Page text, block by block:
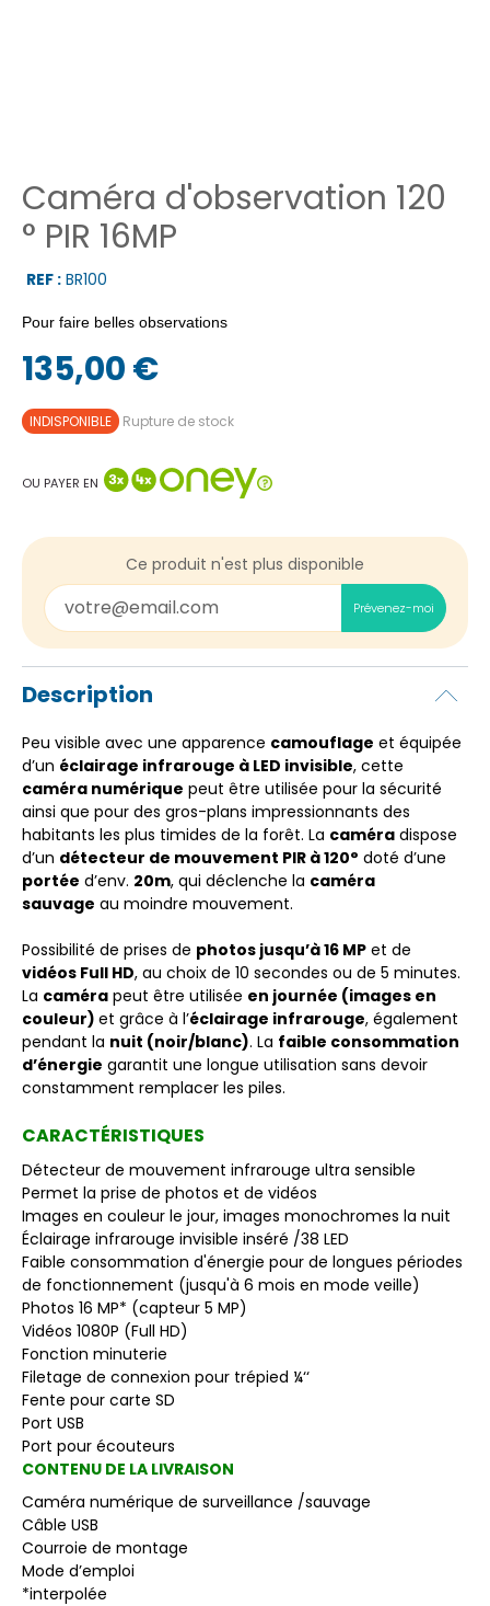
Caméra d'observation 120
° PIR 16MP
REF : BR100
Pour faire belles observations
135,00 €
INDISPONIBLE Rupture de stock
OU PAYER EN
Ce produit n'est plus disponible
Prévenez-moi
Description
Peu visible avec une apparence camouflage et équipée
d’un éclairage infrarouge à LED invisible, cette
caméra numérique peut être utilisée pour la sécurité
ainsi que pour des gros-plans impressionnants des
habitants les plus timides de la forêt. La caméra dispose
d’un détecteur de mouvement PIR à 120° doté d’une
portée d’env. 20m, qui déclenche la caméra
sauvage au moindre mouvement.
Possibilité de prises de photos jusqu’à 16 MP et de
vidéos Full HD, au choix de 10 secondes ou de 5 minutes.
La caméra peut être utilisée en journée (images en
couleur) et grâce à l’éclairage infrarouge, également
pendant la nuit (noir/blanc). La faible consommation
d’énergie garantit une longue utilisation sans devoir
constamment remplacer les piles.
CARACTÉRISTIQUES
Détecteur de mouvement infrarouge ultra sensible
Permet la prise de photos et de vidéos
Images en couleur le jour, images monochromes la nuit
Éclairage infrarouge invisible inséré /38 LED
Faible consommation d'énergie pour de longues périodes
de fonctionnement (jusqu'à 6 mois en mode veille)
Photos 16 MP* (capteur 5 MP)
Vidéos 1080P (Full HD)
Fonction minuterie
Filetage de connexion pour trépied ¼‘‘
Fente pour carte SD
Port USB
Port pour écouteurs
CONTENU DE LA LIVRAISON
Caméra numérique de surveillance /sauvage
Câble USB
Courroie de montage
Mode d’emploi
*interpolée